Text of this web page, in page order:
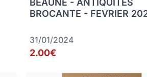
BEAUNE - ANTIQUITES
BROCANTE - FEVRIER
31/01/2024
2.00€